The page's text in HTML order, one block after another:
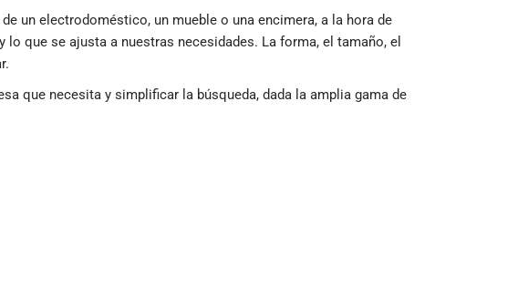
un electrodoméstico, un mueble o una encimera, a la hora de
que se ajusta a nuestras necesidades. La forma, el tamaño, el
que necesita y simplificar la búsqueda, dada la amplia gama de